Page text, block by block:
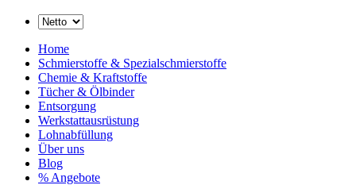
Home
Schmierstoffe & Spezialschmierstoffe
Chemie & Kraftstoffe
Tücher & Ölbinder
Entsorgung
Werkstattausrüstung
Lohnabfüllung
Über uns
Blog
% Angebote